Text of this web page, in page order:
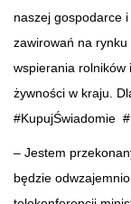
naszej gospodarce
zawirowań na
wspierania rolników
żywności w kraju.
#KupujŚwiadomie
– Jestem
będzie